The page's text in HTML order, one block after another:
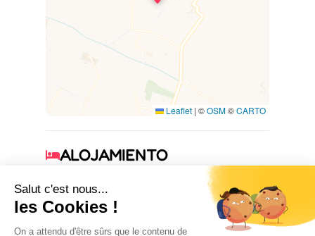
Leaflet | ©OSM©CARTO
ALOJAMIENTO
2 habitación(es)